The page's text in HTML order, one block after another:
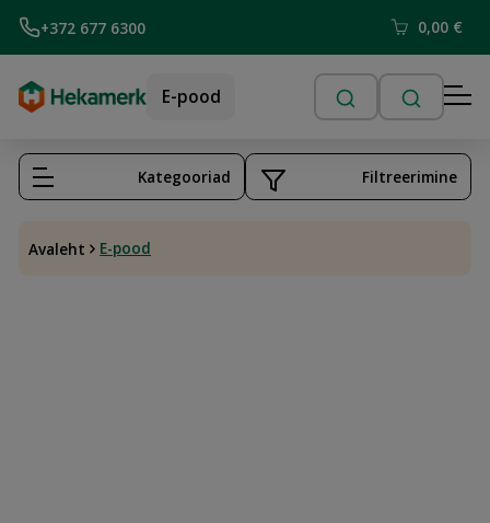
+372 677 6300 0,00 €
E-pood
Avaleht E-pood
Kategooriad Filtreerimine